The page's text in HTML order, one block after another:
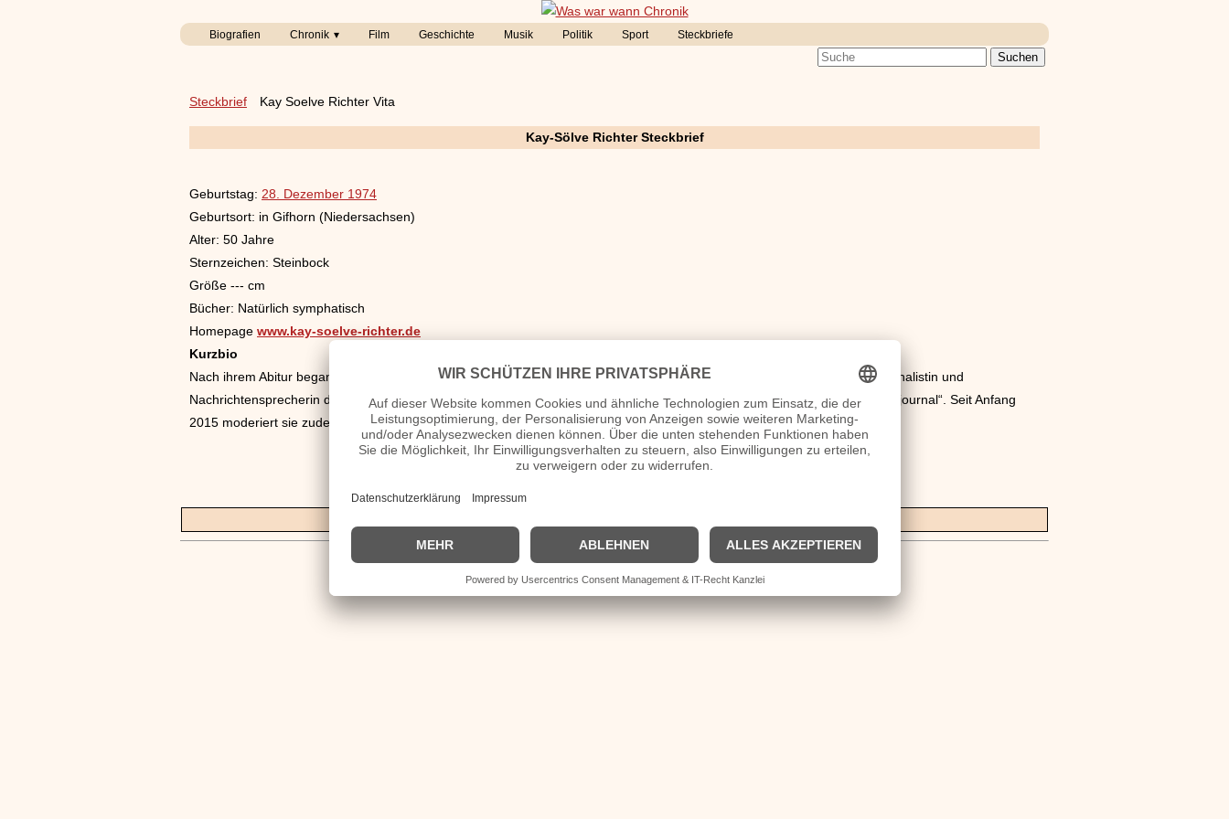
Biografien Chronik Film Geschichte Musik Politik Sport Steckbriefe
Steckbrief Kay Soelve Richter Vita
Kay-Sölve Richter Steckbrief
Geburtstag: 28. Dezember 1974
Geburtsort: in Gifhorn (Niedersachsen)
Alter: 50 Jahre
Sternzeichen: Steinbock
Größe --- cm
Bücher: Natürlich symphatisch
Homepage www.kay-soelve-richter.de
Kurzbio
Nach ihrem Abitur begann Richter bei dem bei „Radio Lippe", einem Radiosender als Volontärin. Ende 2010 ist die TV-Journalistin und
Nachrichtensprecherin der Nachrichtensendungen „heute nacht“ und „heute-Nachrichten“ und vertretungsweise im „heute-journal“. Seit Anfang
2015 moderiert sie zudem das Mittagsmagazin im ZDF.
Ausführliche Kay-Sölve Richter Biografie